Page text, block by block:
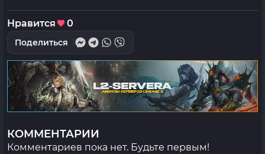
Нравится 0
Поделиться
КОММЕНТАРИИ
Комментариев пока нет. Будьте первым!